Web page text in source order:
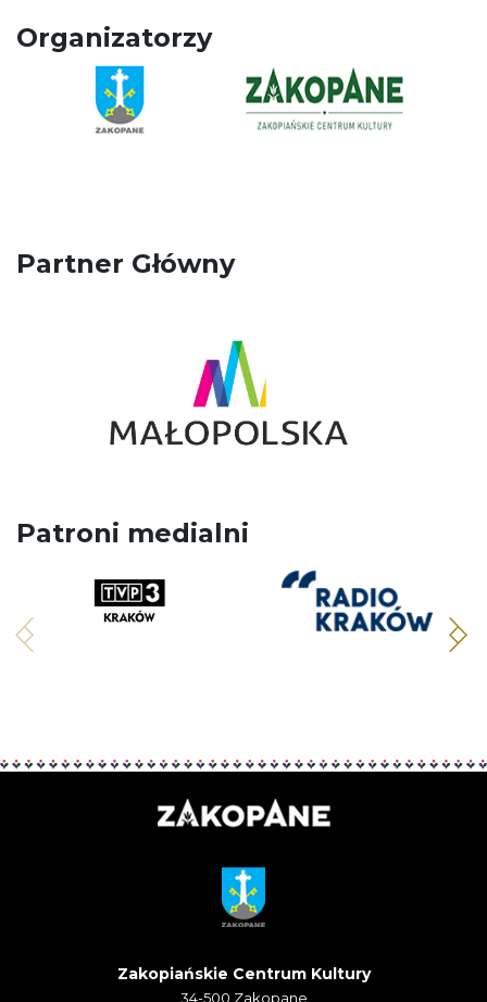
Organizatorzy
Partner Główny
Patroni medialni
Zakopiańskie Centrum Kultury
34-500 Zakopane